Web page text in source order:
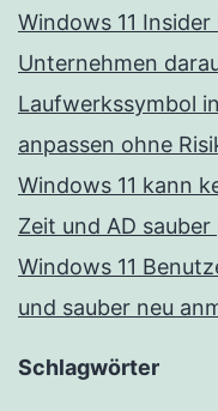
Windows 11
Unternehmen
Laufwerkssymbol
anpassen ohne
Windows 11 kann
Zeit und AD
Windows 11
und sauber neu
Schlagwörter